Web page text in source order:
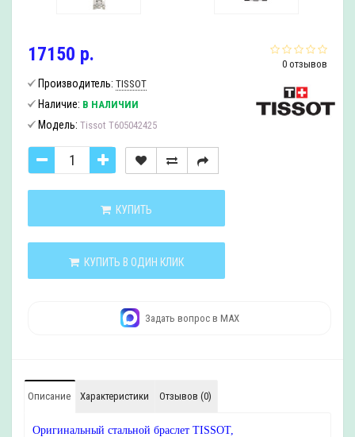
0 отзывов
17150 р.
Производитель: TISSOT
Наличие: В НАЛИЧИИ
Модель: Tissot T605042425
КУПИТЬ
КУПИТЬ В ОДИН КЛИК
Задать вопрос в MAX
Описание Характеристики Отзывов (0)
Оригинальный стальной браслет TISSOT,